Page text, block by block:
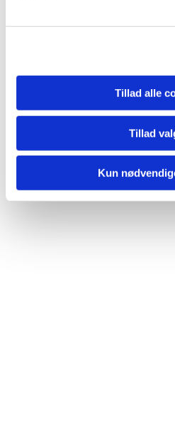
Tillad alle
Tillad
Kun
Du vil måske